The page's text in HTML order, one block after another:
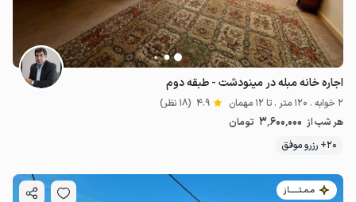
اجاره خانه مبله در مینودشت - طبقه دوم
2 خوابه . 120 متر . تا 12 مهمان 4.9 (18 نظر)
هر شب از 3٬600٬000 تومان
20+ رزرو موفق
مـمـتــــــاز